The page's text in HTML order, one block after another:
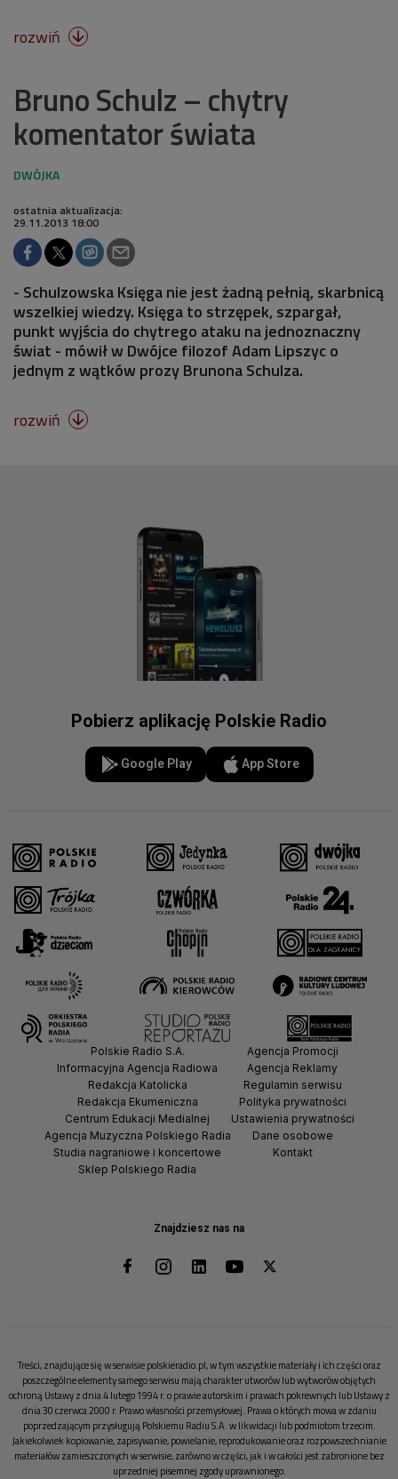
rozwiń 
Bruno Schulz – chytry
komentator świata
ostatnia aktualizacja:
29.11.2013 18:00
- Schulzowska Księga nie jest żadną pełnią, skarbnicą
wszelkiej wiedzy. Księga to strzępek, szpargał,
punkt wyjścia do chytrego ataku na jednoznaczny
świat - mówił w Dwójce filozof Adam Lipszyc o
jednym z wątków prozy Brunona Schulza.
rozwiń 
Pobierz aplikację Polskie Radio
Google Play App Store
Znajdziesz nas na
Polskie Radio S.A.
Informacyjna Agencja Radiowa
Redakcja Katolicka
Redakcja Ekumeniczna
Centrum Edukacji Medialnej
Agencja Muzyczna Polskiego Radia
Studia nagraniowe i koncertowe
Sklep Polskiego Radia
Agencja Promocji
Agencja Reklamy
Regulamin serwisu
Polityka prywatności
Ustawienia prywatności
Dane osobowe
Kontakt
Treści, znajdujące się w serwisie polskieradio.pl, w tym wszystkie materiały i ich części oraz
poszczególne elementy samego serwisu mają charakter utworów lub wytworów objętych
ochroną Ustawy z dnia 4 lutego 1994 r. o prawie autorskim i prawach pokrewnych lub Ustawy z
dnia 30 czerwca 2000 r. Prawo własności przemysłowej. Prawa o których mowa w zdaniu
poprzedzającym przysługują Polskiemu Radiu S.A. w likwidacji lub podmiotom trzecim.
Jakiekolwiek kopiowanie, zapisywanie, powielanie, reprodukowanie oraz rozpowszechnianie
materiałów zamieszczonych w serwisie, zarówno w części, jak i w całości jest zabronione bez
uprzedniej pisemnej zgody uprawnionego.